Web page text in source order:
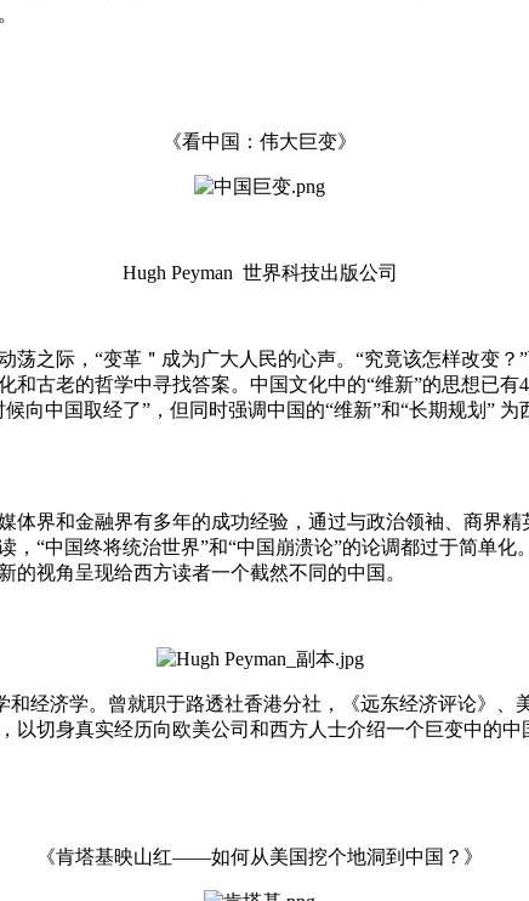
《看中国：伟大巨变》
Hugh Peyman 世界科技出版公司
之际，“变革＂成为广大人民的心声。“究竟该怎样改变
古老的哲学中寻找答案。中国文化中的“维新”的思想已
向中国取经了”，但同时强调中国的“维新”和“长期规划”
体界和金融界有多年的成功经验，通过与政治领袖、商界
“中国终将统治世界”和“中国崩溃论”的论调都过于简单
视角呈现给西方读者一个截然不同的中国。
和经济学。曾就职于路透社香港分社，《远东经济评论》
切身真实经历向欧美公司和西方人士介绍一个巨变中的中
《肯塔基映山红——如何从美国挖个地洞到中国？》